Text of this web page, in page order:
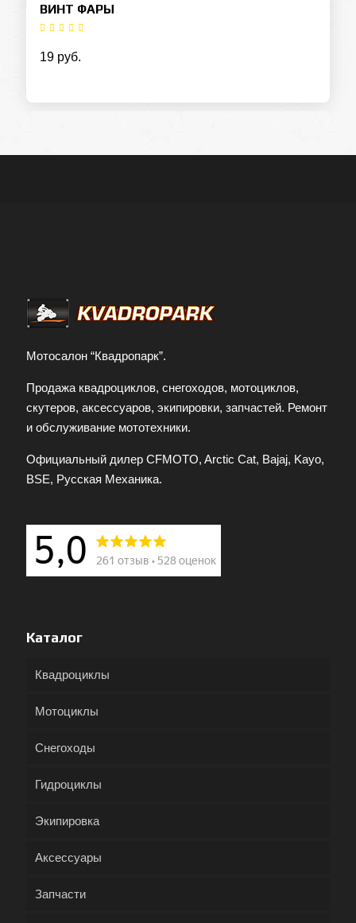
ВИНТ ФАРЫ
19 руб.
Мотосалон “Квадропарк”.
Продажа квадроциклов, снегоходов, мотоциклов,
скутеров, аксессуаров, экипировки, запчастей. Ремонт
и обслуживание мототехники.
Официальный дилер CFMOTO, Arctic Cat, Bajaj, Kayo,
BSE, Русская Механика.
Каталог
Квадроциклы
Мотоциклы
Снегоходы
Гидроциклы
Экипировка
Аксессуары
Запчасти